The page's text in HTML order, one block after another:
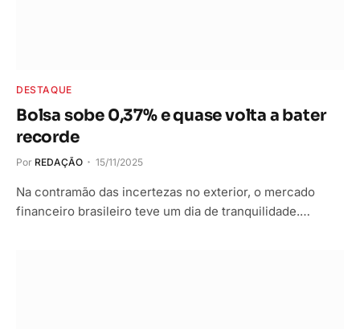
DESTAQUE
Bolsa sobe 0,37% e quase volta a bater
recorde
Por REDAÇÃO 15/11/2025
Na contramão das incertezas no exterior, o mercado
financeiro brasileiro teve um dia de tranquilidade.…